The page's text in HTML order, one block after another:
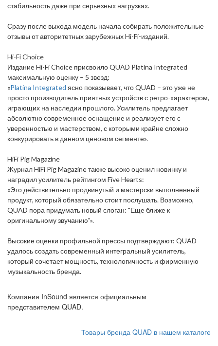
стабильность даже при серьезных нагрузках.
Сразу после выхода модель начала собирать положительные
отзывы от авторитетных зарубежных Hi-Fi-изданий.
Hi-Fi Choice
Издание Hi-Fi Choice присвоило QUAD Platina Integrated
максимальную оценку – 5 звезд:
«Platina Integrated ясно показывает, что QUAD – это уже не
просто производитель приятных устройств с ретро-характером,
играющих на наследии прошлого. Усилитель предлагает
абсолютно современное оснащение и реализует его с
уверенностью и мастерством, с которыми крайне сложно
конкурировать в данном ценовом сегменте».
HiFi Pig Magazine
Журнал HiFi Pig Magazine также высоко оценил новинку и
наградил усилитель рейтингом Five Hearts:
«Это действительно продвинутый и мастерски выполненный
продукт, который обязательно стоит послушать. Возможно,
QUAD пора придумать новый слоган: "Еще ближе к
оригинальному звучанию"».
Высокие оценки профильной прессы подтверждают: QUAD
удалось создать современный интегральный усилитель,
который сочетает мощность, технологичность и фирменную
музыкальность бренда.
Компания InSound является официальным
представителем QUAD.
Товары бренда QUAD в нашем каталоге